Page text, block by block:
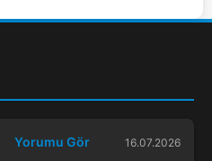
Yorumu Gör 16.07.2026